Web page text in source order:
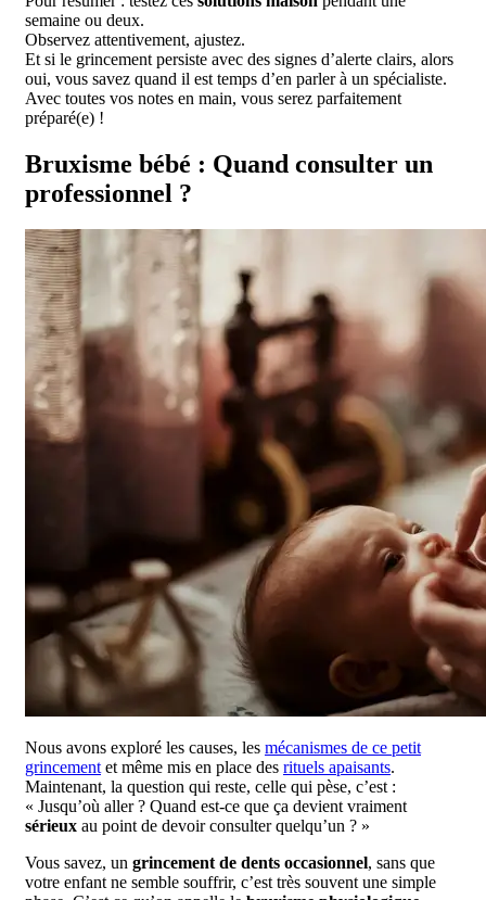
semaine ou deux.
Observez attentivement, ajustez.
Et si le grincement persiste avec des signes d’alerte clairs, alors
oui, vous savez quand il est temps d’en parler à un spécialiste.
Avec toutes vos notes en main, vous serez parfaitement
préparé(e) !
Bruxisme bébé : Quand consulter un
professionnel ?
Nous avons exploré les causes, les mécanismes de ce petit
grincementet même mis en place des rituels apaisants.
Maintenant, la question qui reste, celle qui pèse, c’est :
« Jusqu’où aller ? Quand est-ce que ça devient vraiment
sérieux au point de devoir consulter quelqu’un ? »
Vous savez, un grincement de dents occasionnel, sans que
votre enfant ne semble souffrir, c’est très souvent une simple